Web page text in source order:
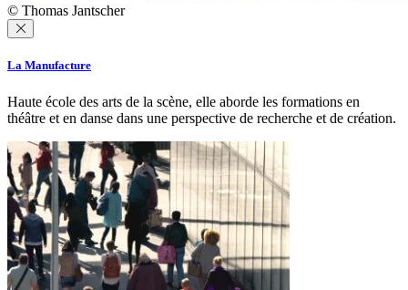
© Thomas Jantscher
La Manufacture
Haute école des arts de la scène, elle aborde les formations en
théâtre et en danse dans une perspective de recherche et de création.